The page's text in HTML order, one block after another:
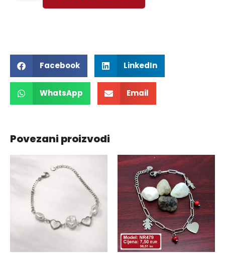
Facebook LinkedIn
WhatsApp Email
Povezani proizvodi